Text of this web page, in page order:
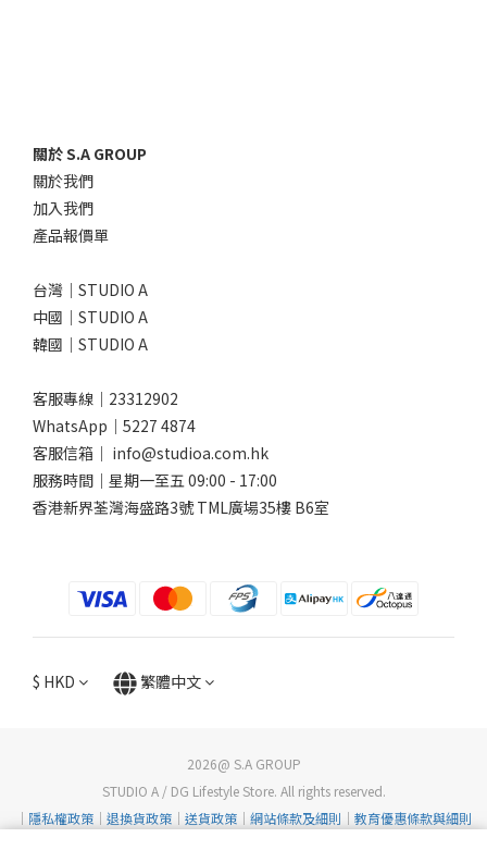
關於 S.A GROUP
關於我們
加入我們
產品報價單
台灣｜STUDIO A
中國｜STUDIO A
韓國｜STUDIO A
客服專線｜23312902
WhatsApp｜ 5227 4874
客服信箱｜ info@studioa.com.hk
服務時間｜星期一至五 09:00 - 17:00
香港新界荃灣海盛路3號 TML廣場35樓 B6室
$ HKD 繁體中文
2026@ S.A GROUP
STUDIO A / DG Lifestyle Store. All rights reserved.
｜ 隱私權政策 ｜ 退換貨政策 ｜ 送貨政策 ｜ 網站條款及細則 ｜ 教育優惠條款與細則